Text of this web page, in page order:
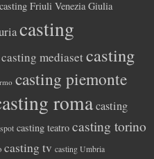
casting Friuli Venezia Giulia
casting
casting mediasetcasting
casting piemonte
roma casting
casting teatro casting torino
casting tv casting Umbria